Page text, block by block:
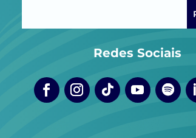
Redes Sociais